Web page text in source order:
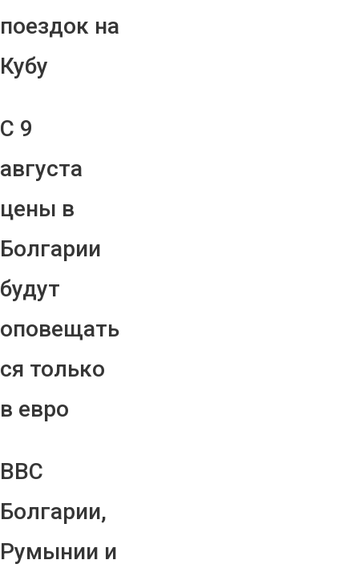
поездок на
Кубу
С 9
августа
цены в
Болгарии
будут
оповещать
ся только
в евро
ВВС
Болгарии,
Румынии и